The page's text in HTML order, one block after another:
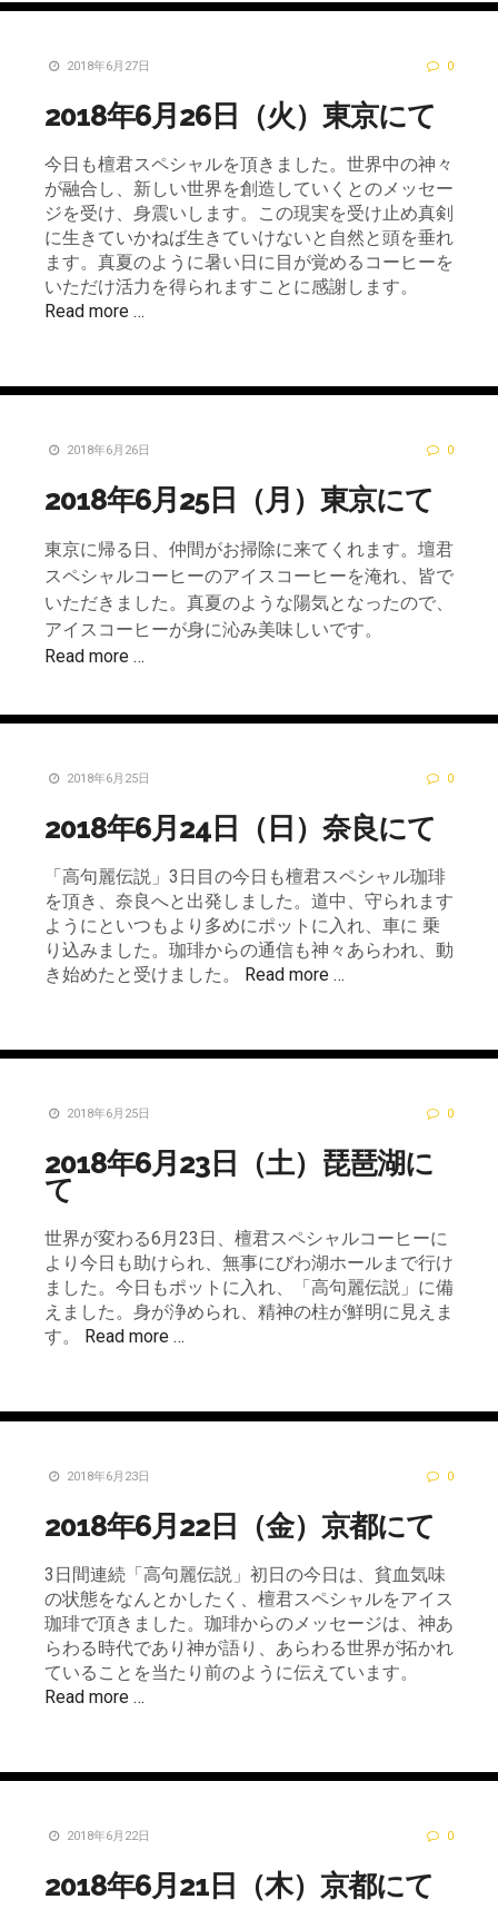
2018年6月27日 0
2018年6月26日（火）東京にて
今日も檀君スペシャルを頂きました。世界中の神々
が融合し、新しい世界を創造していくとのメッセー
ジを受け、身震いします。この現実を受け止め真剣
に生きていかねば生きていけないと自然と頭を垂れ
ます。真夏のように暑い日に目が覚めるコーヒーを
いただけ活力を得られますことに感謝します。
Read more …
2018年6月26日 0
2018年6月25日（月）東京にて
東京に帰る日、仲間がお掃除に来てくれます。壇君
スペシャルコーヒーのアイスコーヒーを淹れ、皆で
いただきました。真夏のような陽気となったので、
アイスコーヒーが身に沁み美味しいです。
Read more …
2018年6月25日 0
2018年6月24日（日）奈良にて
「高句麗伝説」3日目の今日も檀君スペシャル珈琲
を頂き、奈良へと出発しました。道中、守られます
ようにといつもより多めにポットに入れ、車に 乗
り込みました。珈琲からの通信も神々あらわれ、動
き始めたと受けました。
Read more …
2018年6月25日 0
2018年6月23日（土）琵琶湖に
て
世界が変わる6月23日、檀君スペシャルコーヒーに
より今日も助けられ、無事にびわ湖ホールまで行け
ました。今日もポットに入れ、「高句麗伝説」に備
えました。身が浄められ、精神の柱が鮮明に見えま
す。
Read more …
2018年6月23日 0
2018年6月22日（金）京都にて
3日間連続「高句麗伝説」初日の今日は、貧血気味
の状態をなんとかしたく、檀君スペシャルをアイス
珈琲で頂きました。珈琲からのメッセージは、神あ
らわる時代であり神が語り、あらわる世界が拓かれ
ていることを当たり前のように伝えています。
Read more …
2018年6月22日 0
2018年6月21日（木）京都にて